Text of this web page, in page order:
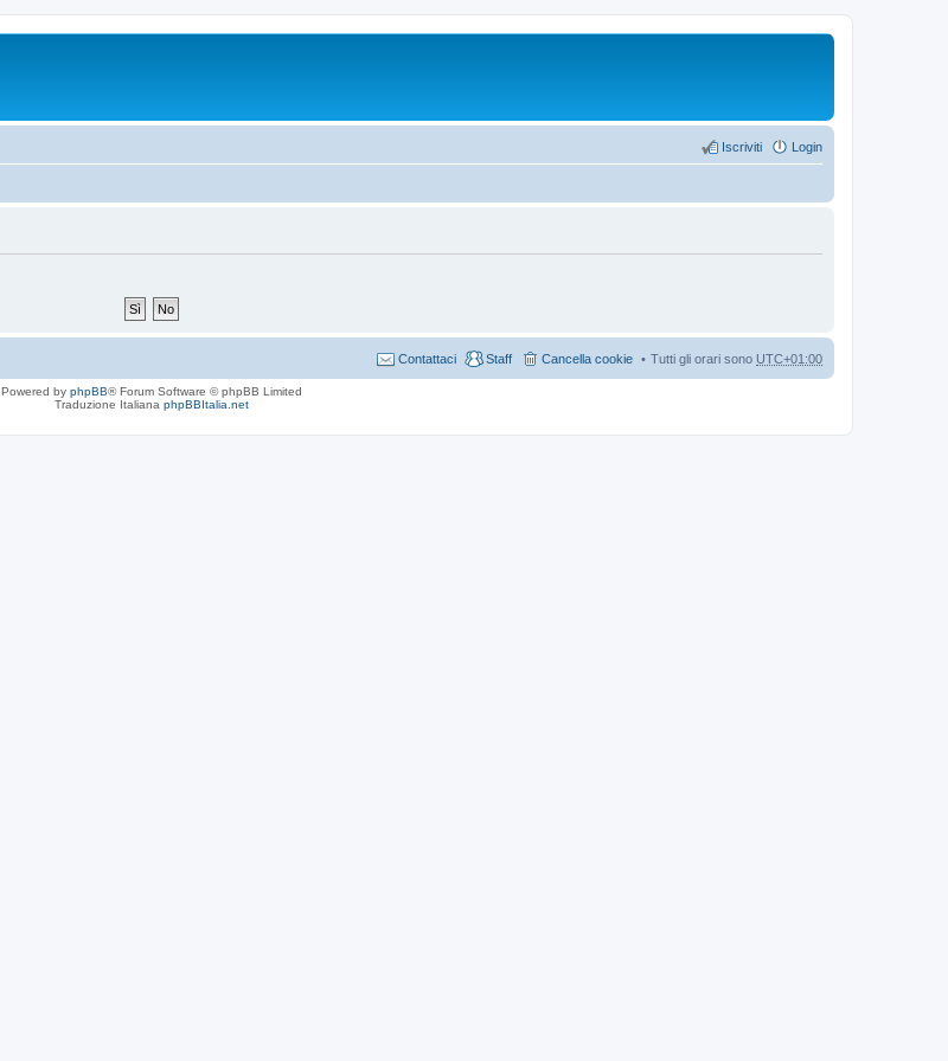
Login
Iscriviti
Tutti gli orari sono UTC+01:00
Cancella cookie
Staff
Contattaci
Powered by phpBB® Forum Software © phpBB Limited
Traduzione Italiana phpBBItalia.net